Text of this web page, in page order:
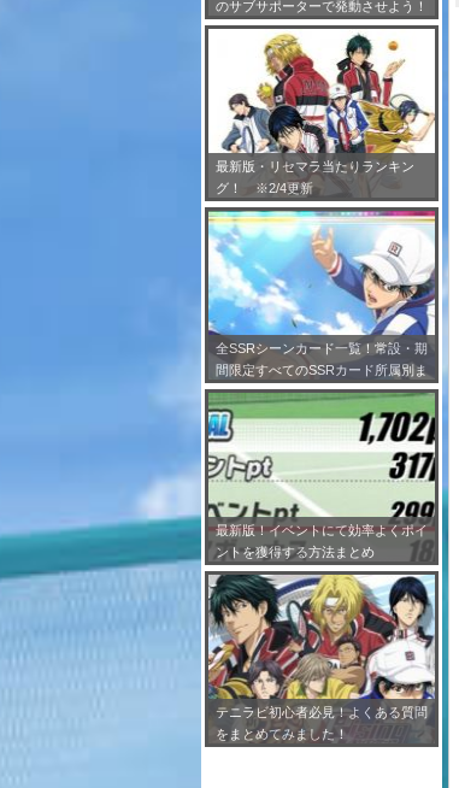
のサブサポーターで発動させよう！
※7/24更新
最新版・リセマラ当たりランキン
グ！ ※2/4更新
全SSRシーンカード一覧！常設・期
間限定すべてのSSRカード所属別ま
とめ！※2/4更新
最新版！イベントにて効率よくポイ
ントを獲得する方法まとめ
テニラビ初心者必見！よくある質問
をまとめてみました！